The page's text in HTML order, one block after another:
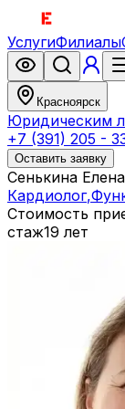
УслугиФилиалы
Красноярск
Юридическим
+7 (391) 205 -
Оставить заявку
Сенькина
Кардиолог,
Стоимость
стаж19 лет